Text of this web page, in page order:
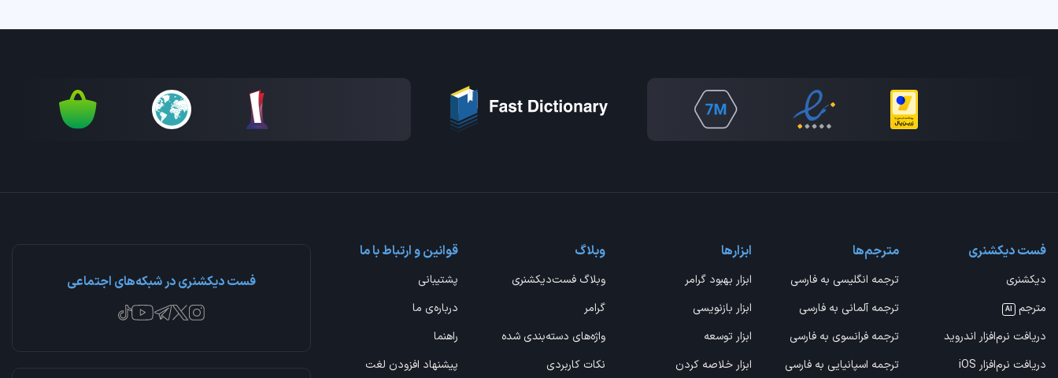
فست دیکشنری
دیکشنری
مترجم
AI
دریافت نرم‌افزار اندروید
دریافت نرم‌افزار iOS
مترجم‌ها
ترجمه انگلیسی به فارسی
ترجمه آلمانی به فارسی
ترجمه فرانسوی به فارسی
ترجمه اسپانیایی به فارسی
ابزارها
ابزار بهبود گرامر
ابزار بازنویسی
ابزار توسعه
ابزار خلاصه کردن
وبلاگ
وبلاگ فست‌دیکشنری
گرامر
واژه‌های دسته‌بندی شده
نکات کاربردی
قوانین و ارتباط با ما
پشتیبانی
درباره‌ی ما
راهنما
پیشنهاد افزودن لغت
فست دیکشنری در شبکه‌های اجتماعی